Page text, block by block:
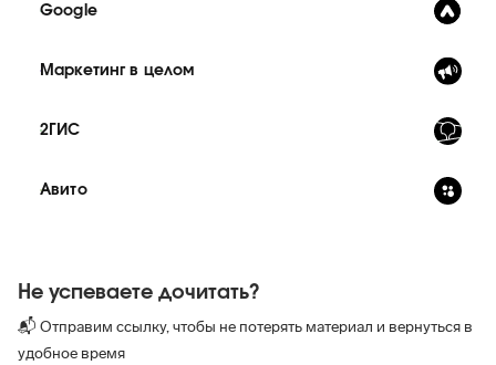
Google
Маркетинг в целом
2ГИС
Авито
Не успеваете дочитать?
📬 Отправим ссылку, чтобы не потерять материал и вернуться в
удобное время